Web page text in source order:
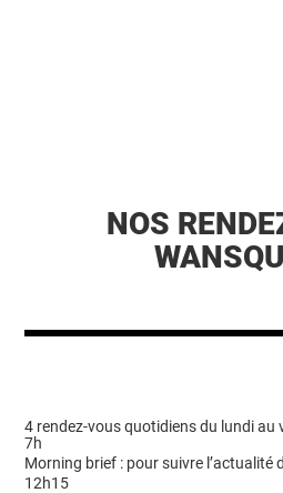
NOS
4 rendez-vous quotidiens du lundi au
7h
Morning brief : pour suivre l’actualité
12h15